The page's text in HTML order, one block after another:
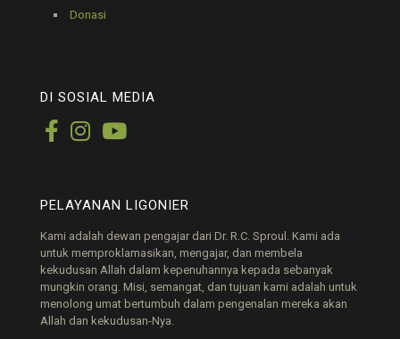
Donasi
DI SOSIAL MEDIA
PELAYANAN LIGONIER
Kami adalah dewan pengajar dari Dr. R.C. Sproul. Kami ada
untuk memproklamasikan, mengajar, dan membela
kekudusan Allah dalam kepenuhannya kepada sebanyak
mungkin orang. Misi, semangat, dan tujuan kami adalah untuk
menolong umat bertumbuh dalam pengenalan mereka akan
Allah dan kekudusan-Nya.